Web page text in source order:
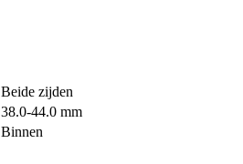
Beide zijden
38.0-44.0 mm
Binnen